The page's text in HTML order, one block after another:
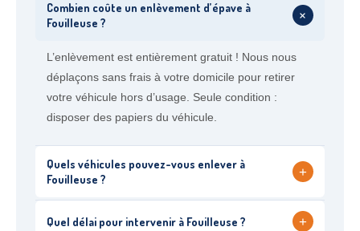
Combien coûte un enlèvement d’épave à
Fouilleuse ?
+
L’enlèvement est entièrement gratuit ! Nous nous
déplaçons sans frais à votre domicile pour retirer
votre véhicule hors d’usage. Seule condition :
disposer des papiers du véhicule.
Quels véhicules pouvez-vous enlever à
Fouilleuse ?
+
Quel délai pour intervenir à Fouilleuse ? +